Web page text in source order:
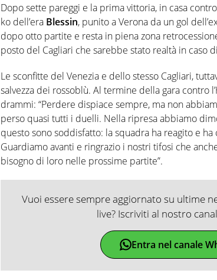
Dopo sette pareggi e la prima vittoria, in casa
ko dell’era Blessin, punito a Verona da un gol
dopo otto partite e resta in piena zona
posto del Cagliari che sarebbe stato realtà in caso
Le sconfitte del Venezia e dello stesso Cagliari,
salvezza dei rossoblù. Al termine della gara contro
drammi: “Perdere dispiace sempre, ma non
perso quasi tutti i duelli. Nella ripresa abbiamo
questo sono soddisfatto: la squadra ha reagito e
Guardiamo avanti e ringrazio i nostri tifosi che
bisogno di loro nelle prossime partite”.
Vuoi essere sempre aggiornato su ultime
live? Iscriviti al nostro
Entra nel canale